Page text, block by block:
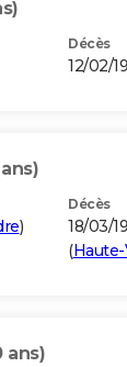
Décès
12/02/
)
Décès
18/03/
(
ans)